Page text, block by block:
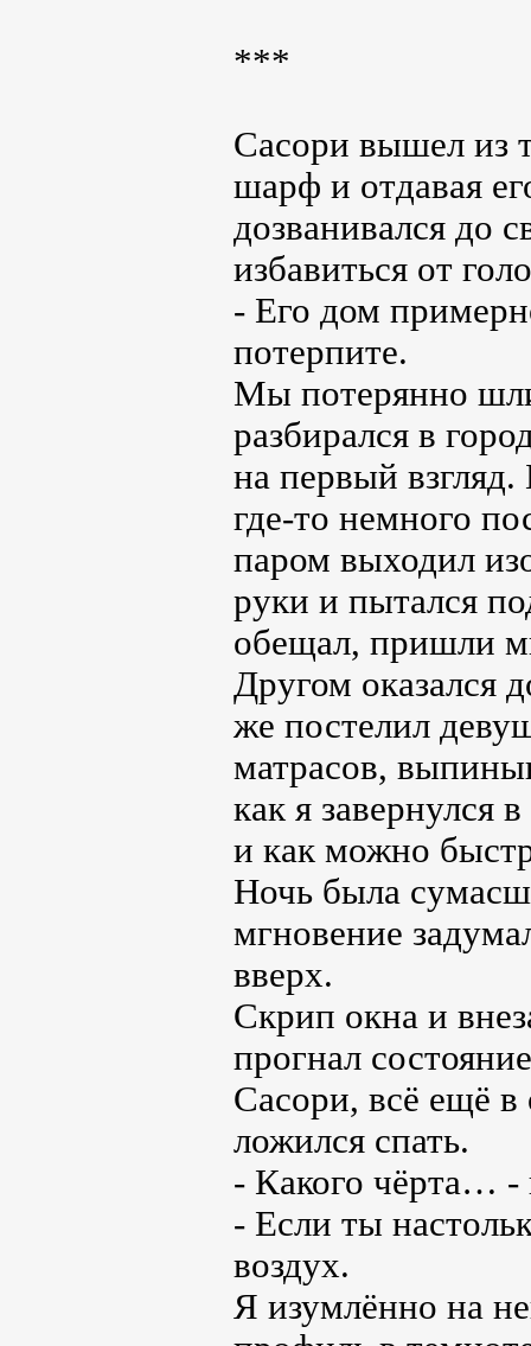
***
Сасори вышел из
шарф и отдавая
дозванивался до
избавиться от
- Его дом
потерпите.
Мы потерянно
разбирался в
на первый
где-то немного
паром выходил
руки и пытался
обещал, пришли
Другом оказался
же постелил
матрасов,
как я завернулся
и как можно
Ночь была
мгновение
вверх.
Скрип окна и
прогнал
Сасори, всё ещё
ложился спать.
- Какого чёрта…
- Если ты
воздух.
Я изумлённо на